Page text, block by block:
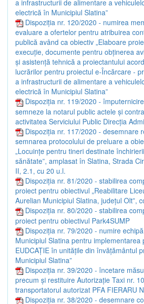
a infrastructurii de alimentare a
electrică în Municipiul Slatina”
Dispoziția nr. 120/2020 - numirea
evaluare a ofertelor pentru atribuirea
publică având ca obiectiv „Elaboare
execuție, documente pentru obținerea
și asistență tehnică a proiectantului
lucrărilor pentru proiectul e-Încărcare -
a infrastructurii de alimentare a
electrică în Municipiul Slatina”
Dispoziția nr. 119/2020 -
semneze la notarul public actele și
activitatea Serviciului Public Direcția
Dispoziția nr. 117/2020 - desemnare
semnarea protocolului de preluare a
„Locuințe pentru tineri destinate
sănătate”, amplasat în Slatina, Strada
II, 2.1, cu 20 u.l.
Dispoziția nr. 81/2020 - stabilirea
proiect pentru obiectivul „Reabilitare
Aurelian Municipiul Slatina, județul Olt”,
Dispoziția nr. 80/2020 - stabilirea
proiect pentru obiectivul Park4SUMP
Dispoziția nr. 79/2020 - numire
Municipiul Slatina pentru implementarea
EUDCAȚIE în unitățile din învățământul
Municipiul Slatina”
Dispoziția nr. 39/2020 - încetare
precum și restituire Autorizație Taxi nr.
transportatorul autorizat PFA FIERARU
Dispoziția nr. 38/2020 - desemnare